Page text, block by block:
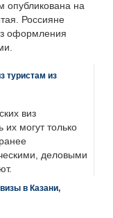
опубликована на
Россияне
оформления
туристам из
виз
могут только
деловыми
в Казани,